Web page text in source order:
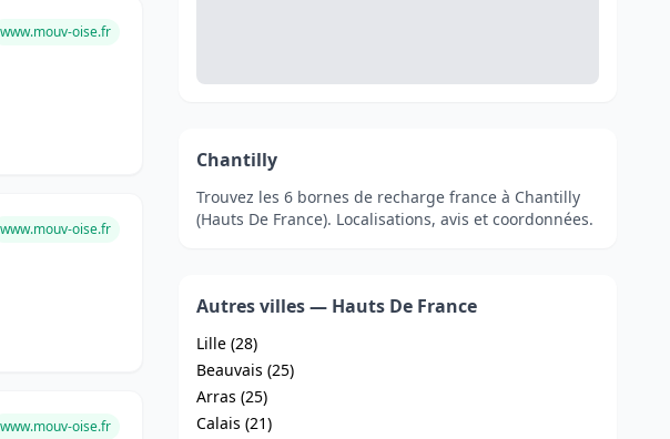
www.mouv-oise.fr
www.mouv-oise.fr
www.mouv-oise.fr
Chantilly
Trouvez les 6 bornes de recharge france à Chantilly
(Hauts De France). Localisations, avis et coordonnées.
Autres villes — Hauts De France
Lille (28)
Beauvais (25)
Arras (25)
Calais (21)